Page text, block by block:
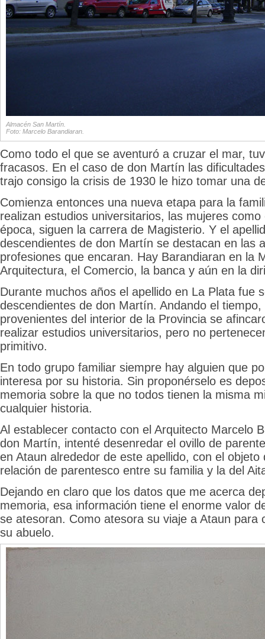
Almacén San Martín.
Foto: Marcelo Barandiaran.
Como todo el que se aventuró a cruzar el mar,
fracasos. En el caso de don Martín las
trajo consigo la crisis de 1930 le hizo tomar una
Comienza entonces una nueva etapa para la
realizan estudios universitarios, las mujeres
época, siguen la carrera de Magisterio. Y el
descendientes de don Martín se destacan en las
profesiones que encaran. Hay Barandiaran en la
Arquitectura, el Comercio, la banca y aún en la
Durante muchos años el apellido en La Plata fue
descendientes de don Martín. Andando el
provenientes del interior de la Provincia se
realizar estudios universitarios, pero no
primitivo.
En todo grupo familiar siempre hay alguien que
interesa por su historia. Sin proponérselo es
memoria sobre la que no todos tienen la misma
cualquier historia.
Al establecer contacto con el Arquitecto Marcelo
don Martín, intenté desenredar el ovillo de
en Ataun alrededor de este apellido, con el objeto
relación de parentesco entre su familia y la del
Dejando en claro que los datos que me acerca
memoria, esa información tiene el enorme valor
se atesoran. Como atesora su viaje a Ataun para
su abuelo.